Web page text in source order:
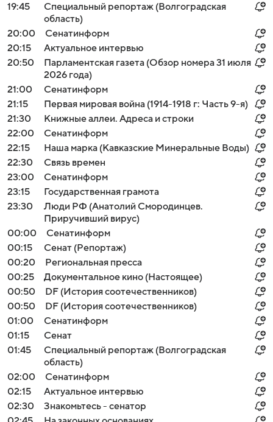
19:45
Специальный репортаж (Волгоградская
область)
20:00
Сенатинформ
20:15
Актуальное интервью
20:50
Парламентская газета (Обзор номера 31 июля
2026 года)
21:00
Сенатинформ
21:15
Первая мировая война (1914-1918 г: Часть 9-я)
21:30
Книжные аллеи. Адреса и строки
22:00
Сенатинформ
22:15
Наша марка (Кавказские Минеральные Воды)
22:30
Связь времен
23:00
Сенатинформ
23:15
Государственная грамота
23:30
Люди РФ (Анатолий Смородинцев.
Приручивший вирус)
00:00
Сенатинформ
00:15
Сенат (Репортаж)
00:20
Региональная пресса
00:25
Документальное кино (Настоящее)
00:50
DF (История соотечественников)
00:50
DF (История соотечественников)
01:00
Сенатинформ
01:15
Сенат
01:45
Специальный репортаж (Волгоградская
область)
02:00
Сенатинформ
02:15
Актуальное интервью
02:30
Знакомьтесь - сенатор